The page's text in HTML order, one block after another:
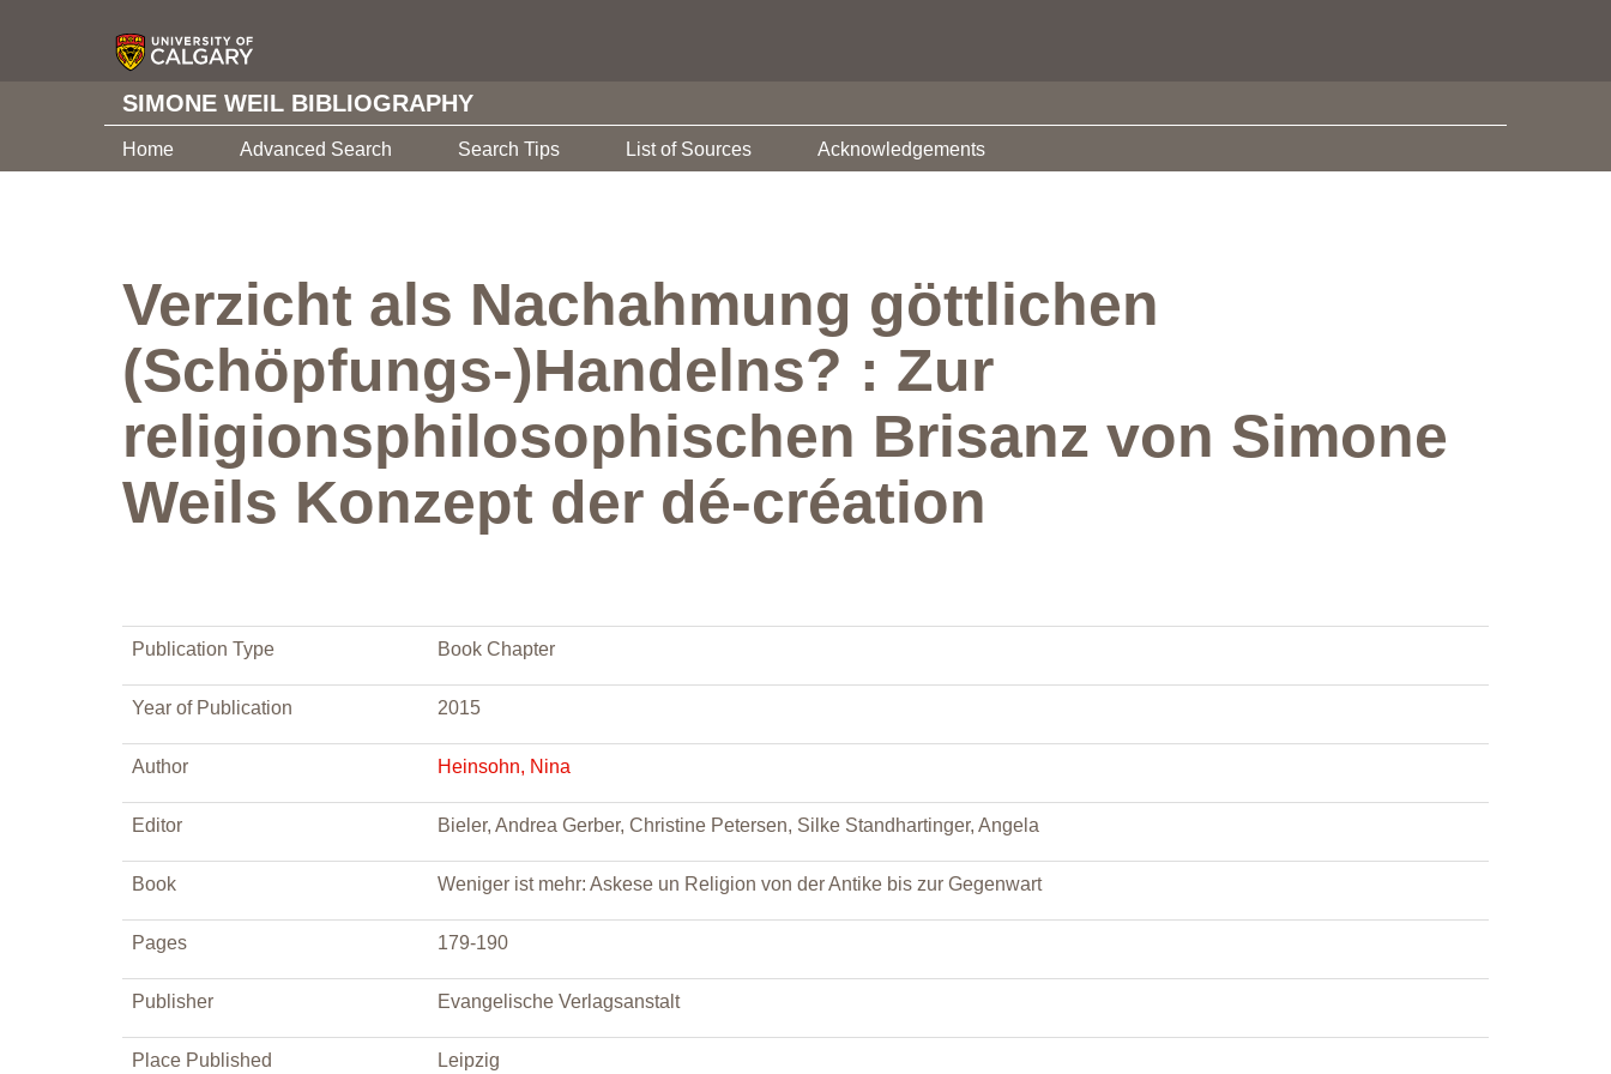
SIMONE WEIL BIBLIOGRAPHY
Home Advanced Search Search Tips List of Sources Acknowledgements
Verzicht als Nachahmung göttlichen
(Schöpfungs-)Handelns? : Zur
religionsphilosophischen Brisanz von Simone
Weils Konzept der dé-création
Publication Type Book Chapter
Year of Publication 2015
Author Heinsohn, Nina
Editor Bieler, Andrea Gerber, Christine Petersen, Silke Standhartinger, Angela
Book Weniger ist mehr: Askese un Religion von der Antike bis zur Gegenwart
Pages 179-190
Publisher Evangelische Verlagsanstalt
Place Published Leipzig